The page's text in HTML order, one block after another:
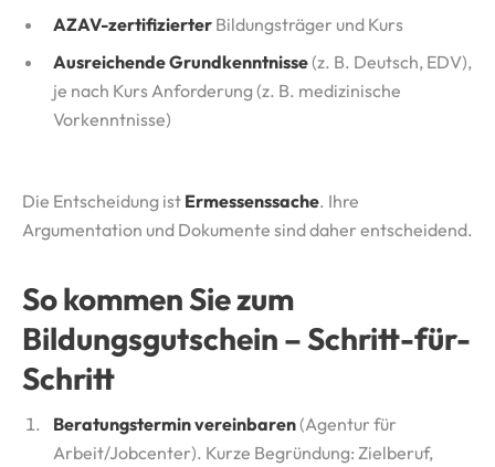
AZAV-zertifizierter Bildungsträger und Kurs
Ausreichende Grundkenntnisse(z. B. Deutsch, EDV),
je nach Kurs Anforderung (z. B. medizinische
Vorkenntnisse)
Die Entscheidung ist Ermessenssache. Ihre
Argumentation und Dokumente sind daher entscheidend.
So kommen Sie zum
Bildungsgutschein – Schritt-für-
Schritt
Beratungstermin vereinbaren(Agentur für
Arbeit/Jobcenter). Kurze Begründung: Zielberuf,